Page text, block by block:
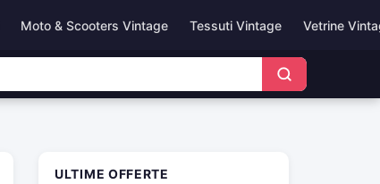
Moto & Scooters Vintage Tessuti Vintage Vetrine
ULTIME OFFERTE